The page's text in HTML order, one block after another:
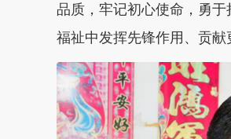
品质，牢记初心使命，勇
福祉中发挥先锋作用、贡献